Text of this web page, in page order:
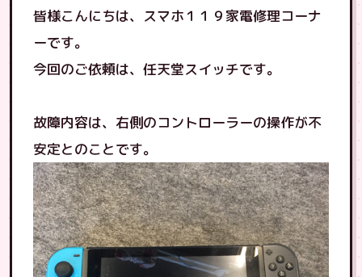
皆様こんにちは、スマホ１１９家電修理コーナ
ーです。
今回のご依頼は、任天堂スイッチです。
故障内容は、右側のコントローラーの操作が不
安定とのことです。